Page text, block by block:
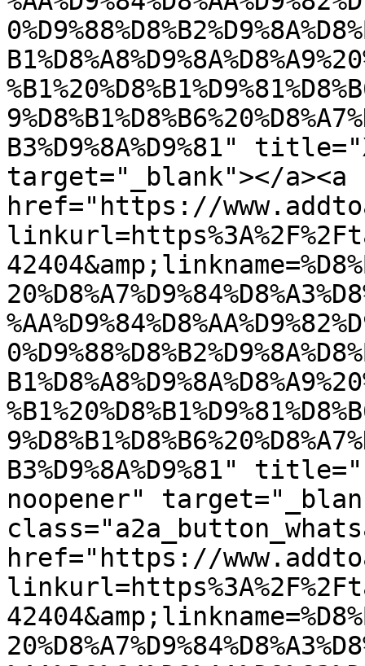
B3%D9%8A%D9%81"
target="_blank"></a><a
href="https://
B3%D9%8A%D9%81"
noopener"
href="https://